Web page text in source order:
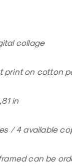
collage
print on cotton
in
/ 4 available
can be